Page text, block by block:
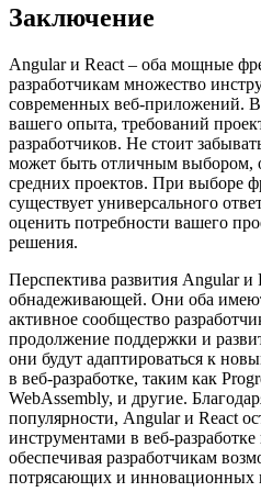
Заключение
Angular и React – оба мощные
разработчикам множество
современных веб-приложений.
вашего опыта, требований
разработчиков. Не стоит
может быть отличным выбором,
средних проектов. При выборе
существует универсального
оценить потребности вашего
решения.
Перспектива развития Angular и
обнадеживающей. Они оба
активное сообщество
продолжение поддержки и
они будут адаптироваться к
в веб-разработке, таким как
WebAssembly, и другие.
популярности, Angular и React
инструментами в веб-
обеспечивая разработчикам
потрясающих и инновационных